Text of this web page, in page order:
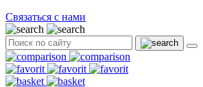
Связаться с нами